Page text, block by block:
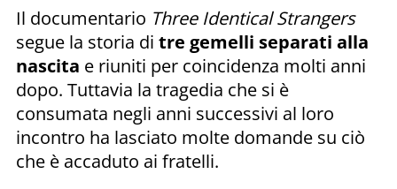
Il documentario Three Identical Strangers
segue la storia di tre gemelli separati alla
nascita e riuniti per coincidenza molti anni
dopo. Tuttavia la tragedia che si è
consumata negli anni successivi al loro
incontro ha lasciato molte domande su ciò
che è accaduto ai fratelli.